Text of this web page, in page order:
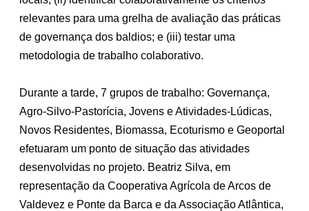
relevantes para uma grelha de avaliação das práticas
de governança dos baldios; e (iii) testar uma
metodologia de trabalho colaborativo.
Durante a tarde, 7 grupos de trabalho: Governança,
Agro-Silvo-Pastorícia, Jovens e Atividades-Lúdicas,
Novos Residentes, Biomassa, Ecoturismo e Geoportal
efetuaram um ponto de situação das atividades
desenvolvidas no projeto. Beatriz Silva, em
representação da Cooperativa Agrícola de Arcos de
Valdevez e Ponte da Barca e da Associação Atlântica,